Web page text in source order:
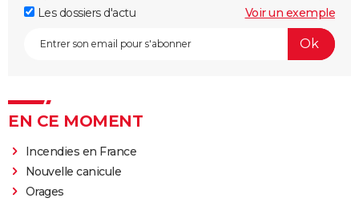
Les dossiers d'actu
Voir un exemple
EN CE MOMENT
Incendies en France
Nouvelle canicule
Orages